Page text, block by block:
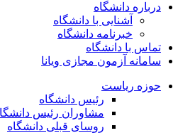
درباره دانشگاه
آشنایی با دانشگاه
خبرنامه دانشگاه
تماس با دانشگاه
سامانه آزمون مجازی ویانا
حوزه ریاست
رئیس دانشگاه
مشاوران رئیس
روسای قبلی دانشگاه